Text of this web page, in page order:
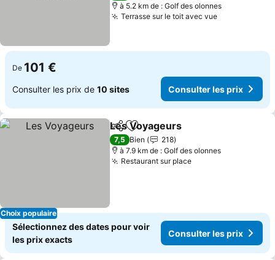
à 5.2 km de : Golf des olonnes
Terrasse sur le toit avec vue
De 101 €
Consulter les prix de 10 sites Consulter les prix
Choix populaire
PartagerAjouter à mes favoris
Les Voyageurs
7,5 Bien
218
à 7.9 km de : Golf des olonnes
Restaurant sur place
Sélectionnez des dates pour voir
les prix exacts
Consulter les prix